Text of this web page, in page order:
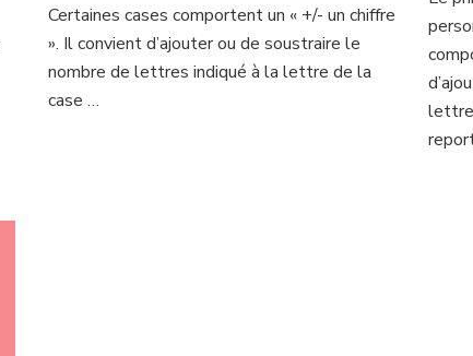
Certaines cases comportent un « +/- un chiffre
». Il convient d’ajouter ou de soustraire le
nombre de lettres indiqué à la lettre de la
case …